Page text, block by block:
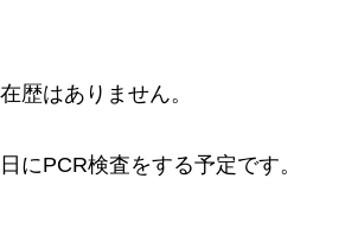
歴はありません。
PCR検査をする予定です。